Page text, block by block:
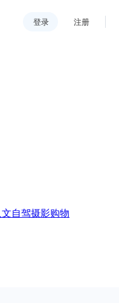
登录 注册
文自驾摄影购物